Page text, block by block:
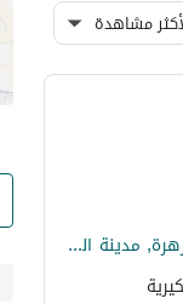
مشاهدة
دور للإيجار في شارع أبو الحسن التهامي, حي الزهرة, مدينة البكيرية